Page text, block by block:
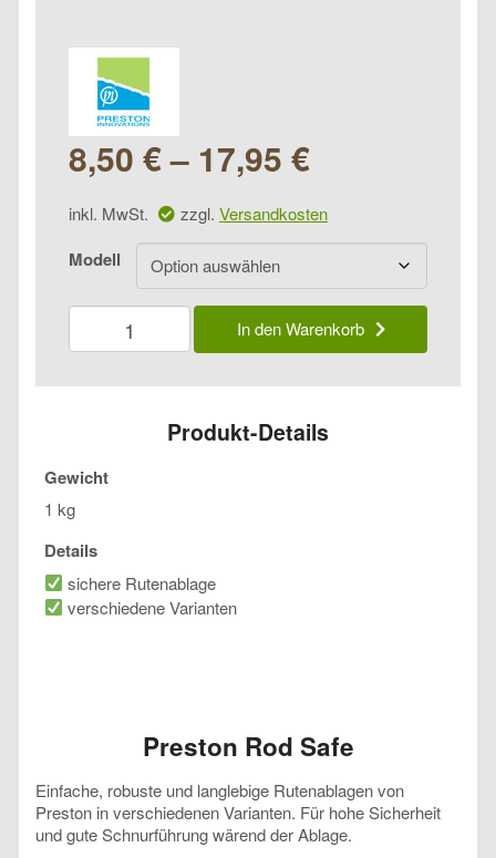
Preston Rod Safe
Einfache, robuste und langlebige Rutenablagen von
Preston in verschiedenen Varianten. Für hohe Sicherheit
und gute Schnurführung wärend der Ablage.
8,50 €– 17,95 €
inkl. MwSt. zzgl. Versandkosten
Modell
Preston
Safe
Menge
In den Warenkorb
Produkt-Details
Gewicht
1 kg
Details
sichere Rutenablage
verschiedene Varianten